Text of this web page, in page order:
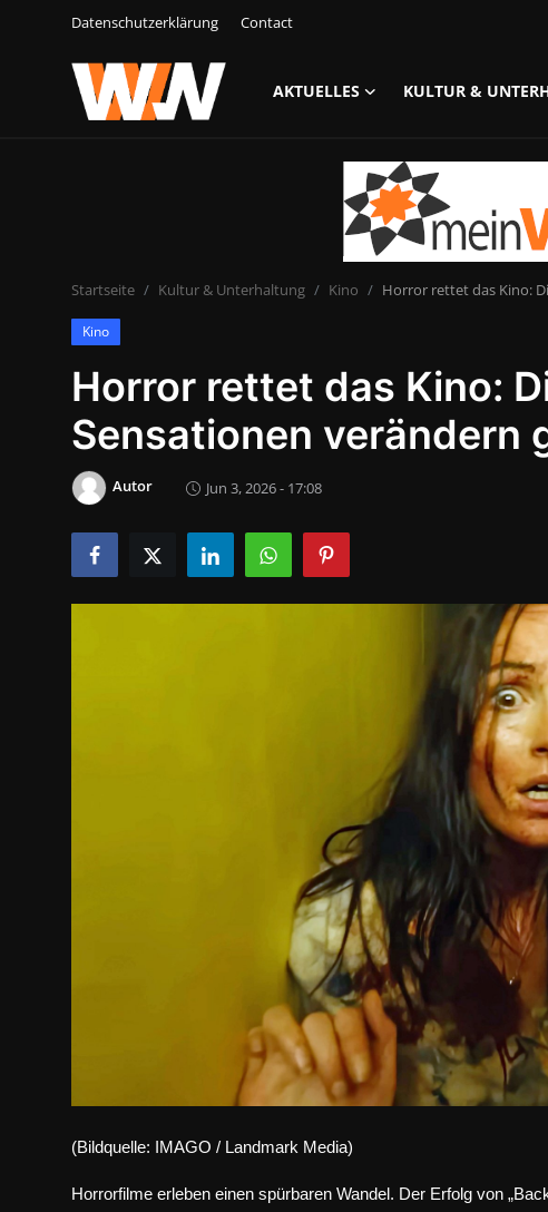
Datenschutzerklärung Contact
AKTUELLES KULTUR &
Lifestyle & Gesellschaft
Sport & Freizeit
Tech & IT-Security
Wirtschaft
Wissenschaft & Gesundheit
Startseite Kultur & Unterhaltung Kino Horror rettet das Kino:
Kino
Horror rettet das Kino:
Sensationen verändern
Autor Jun 3, 2026 - 17:08
(Bildquelle: IMAGO / Landmark Media)
Horrorfilme erleben einen spürbaren Wandel. Der Erfolg von